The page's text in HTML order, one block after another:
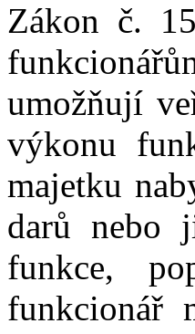
Zákon č.
umožňují
výkonu
majetku
darů nebo
funkce,
funkcionář